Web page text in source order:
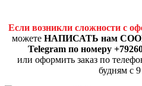
Если возникли сложности с
можете НАПИСАТЬ нам
Telegram по номеру
или оформить заказ по
будням с